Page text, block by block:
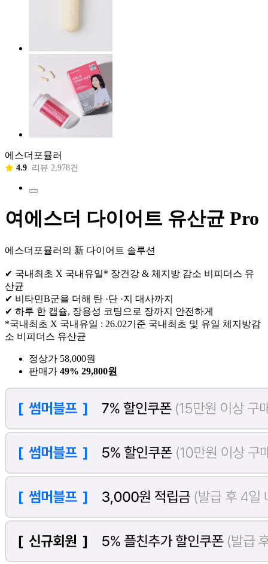
에스더포뮬러
4.9 리뷰 2,978건
여에스더 다이어트 유산균 Pro
에스더포뮬러의 新 다이어트 솔루션
✔ 국내최초 X 국내유일* 장건강 & 체지방 감소 비피더스 유
산균
✔ 비타민B군을 더해 탄 ·단 ·지 대사까지
✔ 하루 한 캡슐, 장용성 코팅으로 장까지 안전하게
*국내최초 X 국내유일 : 26.02기준 국내최초 및 유일 체지방감
소 비피더스 유산균
정상가 58,000원
판매가 49% 29,800원